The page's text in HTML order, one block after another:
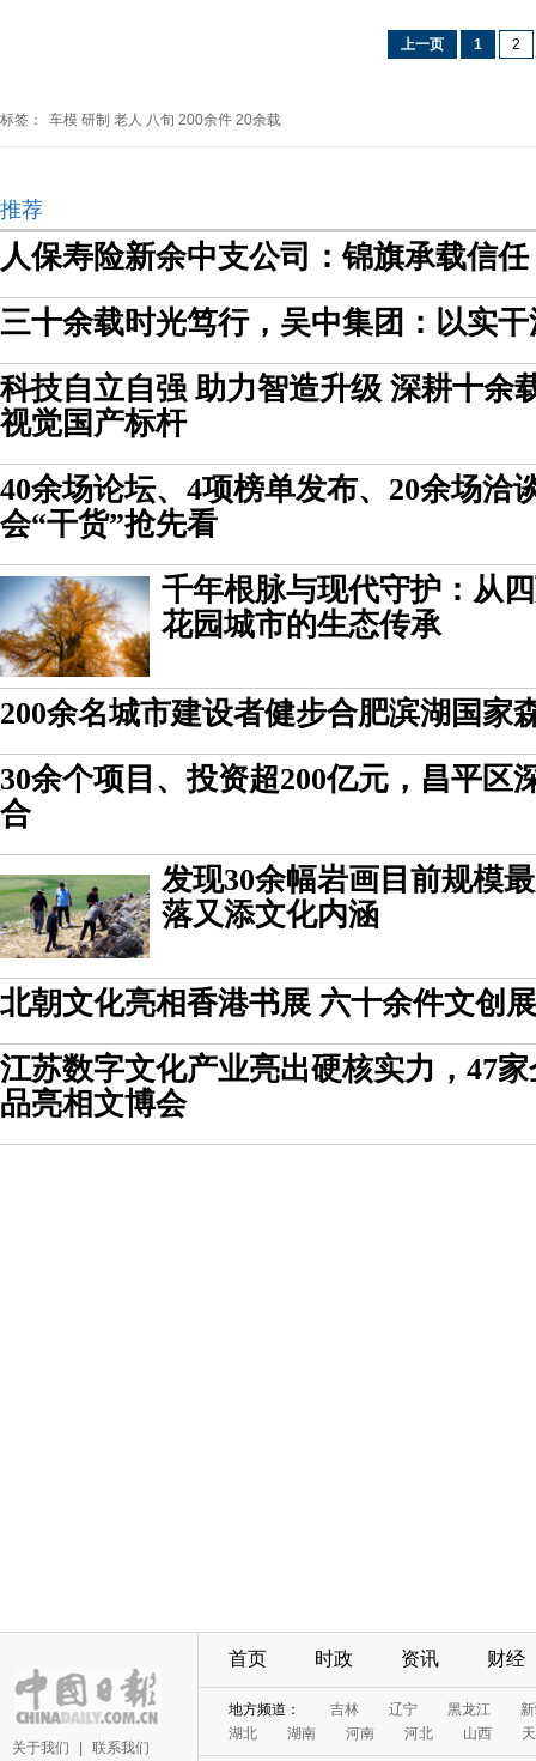
上一页 1 2
标签： 车模 研制 老人 八旬 200余件 20余载
推荐
人保寿险新余中支公司：锦旗承载信
三十余载时光笃行，吴中集团：以实
科技自立自强 助力智造升级 深耕十余
视觉国产标杆
40余场论坛、4项榜单发布、20余场
会“干货”抢先看
千年根脉与现代守护：从
花园城市的生态传承
200余名城市建设者健步合肥滨湖国家
30余个项目、投资超200亿元，昌平区
合
发现30余幅岩画目前规模
落又添文化内涵
北朝文化亮相香港书展 六十余件文创
江苏数字文化产业亮出硬核实力，47
品亮相文博会
关于我们 联系我们
首页 时政 资讯 财经
地方频道： 吉林 辽宁 黑龙江
湖北
湖南 河南 河北 山西